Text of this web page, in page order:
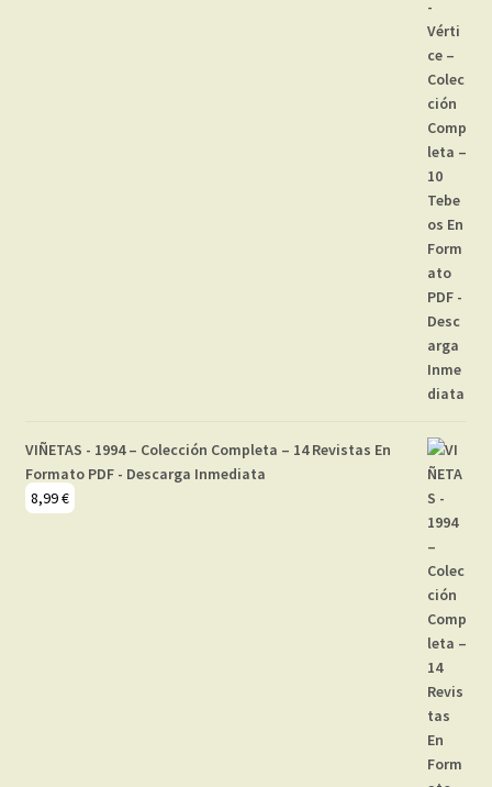
VIÑETAS - 1994 – Colección Completa – 14 Revistas En
Formato PDF - Descarga Inmediata
8,99€